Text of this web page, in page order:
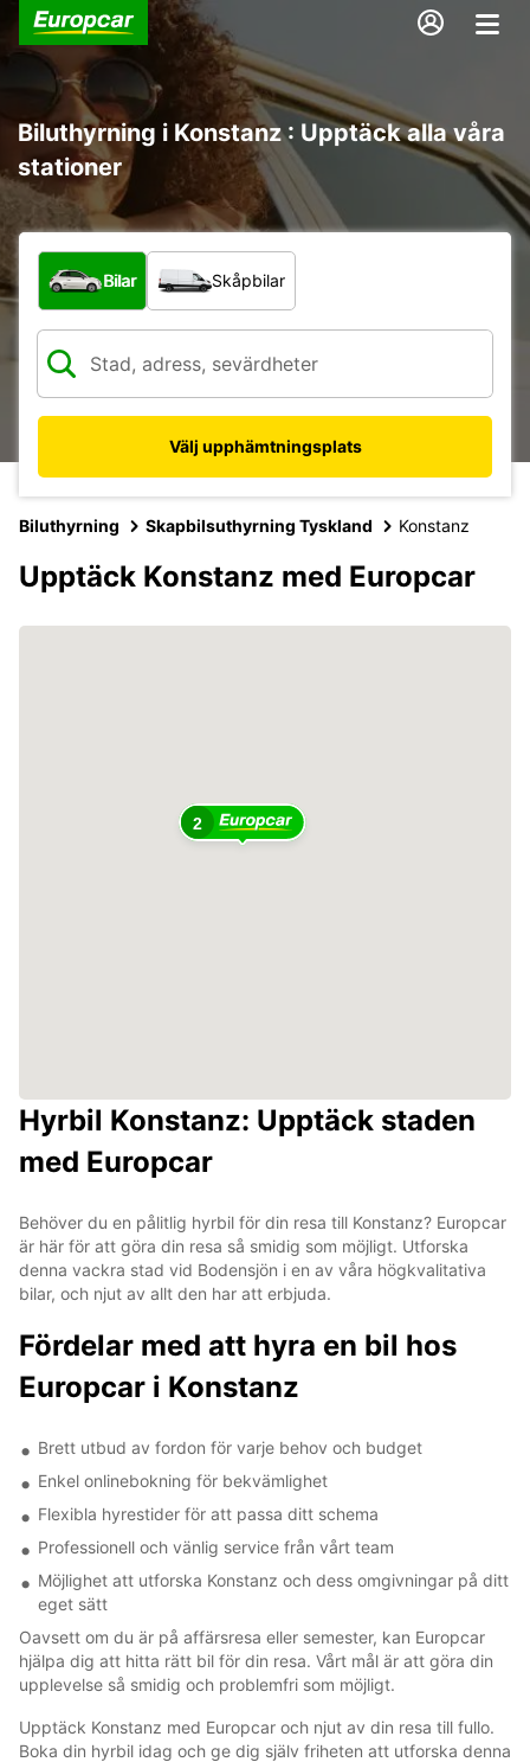
Biluthyrning i Konstanz : Upptäck alla våra
stationer
Vilken typ av fordon?
Bilar Skåpbilar
Välj upphämtningsplats
Biluthyrning Skapbilsuthyrning Tyskland Konstanz
Upptäck Konstanz med Europcar
2
Hyrbil Konstanz: Upptäck staden
med Europcar
Behöver du en pålitlig hyrbil för din resa till Konstanz? Europcar
är här för att göra din resa så smidig som möjligt. Utforska
denna vackra stad vid Bodensjön i en av våra högkvalitativa
bilar, och njut av allt den har att erbjuda.
Fördelar med att hyra en bil hos
Europcar i Konstanz
Brett utbud av fordon för varje behov och budget
Enkel onlinebokning för bekvämlighet
Flexibla hyrestider för att passa ditt schema
Professionell och vänlig service från vårt team
Möjlighet att utforska Konstanz och dess omgivningar på ditt
eget sätt
Oavsett om du är på affärsresa eller semester, kan Europcar
hjälpa dig att hitta rätt bil för din resa. Vårt mål är att göra din
upplevelse så smidig och problemfri som möjligt.
Upptäck Konstanz med Europcar och njut av din resa till fullo.
Boka din hyrbil idag och ge dig själv friheten att utforska denna